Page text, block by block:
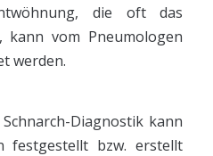
die oft das
kann vom Pneumologen
werden.
Diagnostik kann
festgestellt bzw. erstellt